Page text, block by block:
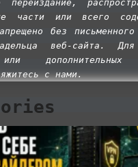
переиздание,
части или всего
без письменного
веб-сайта. Для
дополнительных
с нами.